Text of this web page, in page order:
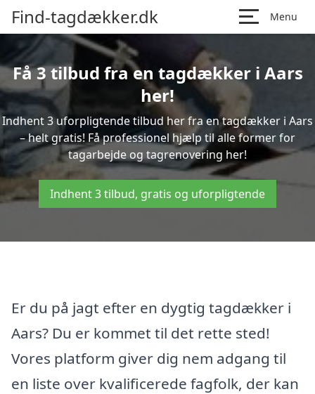
Find-tagdækker.dk Menu
Få 3 tilbud fra en tagdækker i Aars
her!
Indhent 3 uforpligtende tilbud her fra en tagdækker i Aars
– helt gratis! Få professionel hjælp til alle former for
tagarbejde og tagrenovering her!
Indhent 3 tilbud, gratis og uforpligtende
Er du på jagt efter en dygtig tagdækker i
Aars? Du er kommet til det rette sted!
Vores platform giver dig nem adgang til
en liste over kvalificerede fagfolk, der kan